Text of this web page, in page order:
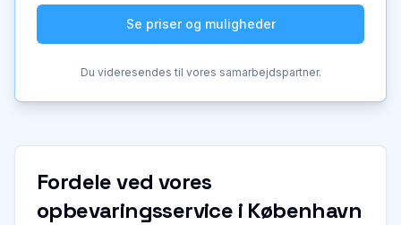
Se priser og muligheder
Du videresendes til vores samarbejdspartner.
Fordele ved vores
opbevaringsservice i København